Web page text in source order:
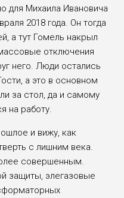
для Михаила Ивановича
2018 года. Он тогда
а тут Гомель накрыл
отключе­ния
него. Люди остались
а это в основном
за стол, да и самому
на работу.
и вижу, как
с лишним века.
совершенным.
защиты, элегазовые